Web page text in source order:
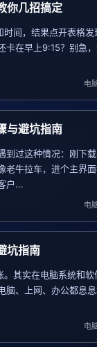
你几招搞定
间，结果点开表格发
在早上9:15？别急
电
与避坑指南
到过这种情况：刚下
老牛拉车，进个主界
户...
电
坑指南
。其实在电脑系统和软
脑、上网、办公都息
电